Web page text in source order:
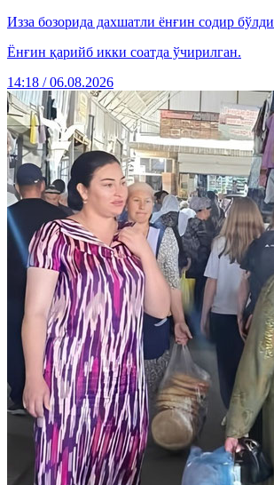
Изза бозорида дахшатли ёнғин содир бўлди
Ёнғин қарийб икки соатда ўчирилган.
14:18 / 06.08.2026